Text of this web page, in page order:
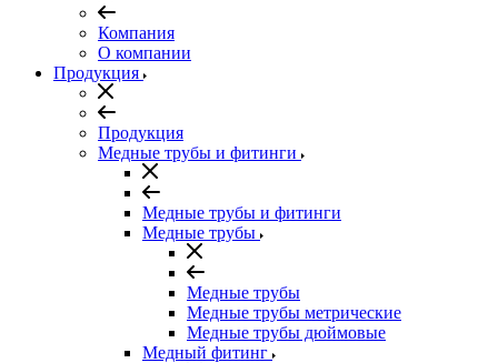
Компания
О компании
Продукция
Продукция
Медные трубы и фитинги
Медные трубы и фитинги
Медные трубы
Медные трубы
Медные трубы метрические
Медные трубы дюймовые
Медный фитинг